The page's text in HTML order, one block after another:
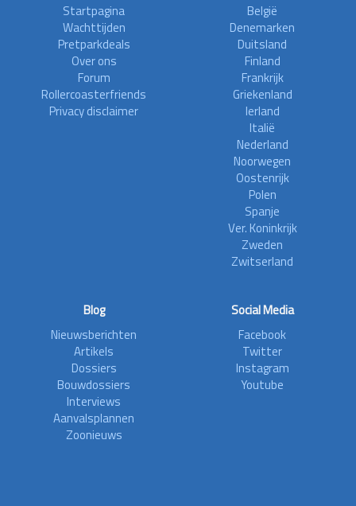
Startpagina
Wachttijden
Pretparkdeals
Over ons
Forum
Rollercoasterfriends
Privacy disclaimer
België
Denemarken
Duitsland
Finland
Frankrijk
Griekenland
Ierland
Italië
Nederland
Noorwegen
Oostenrijk
Polen
Spanje
Ver. Koninkrijk
Zweden
Zwitserland
Blog
Nieuwsberichten
Artikels
Dossiers
Bouwdossiers
Interviews
Aanvalsplannen
Zoonieuws
Social Media
Facebook
Twitter
Instagram
Youtube